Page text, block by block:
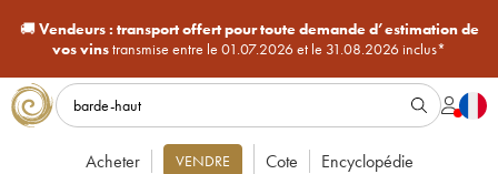
🚚Vendeurs : transport offert pour toute demande d’estimation de
vos vinstransmise entre le 01.07.2026 et le 31.08.2026 inclus*
Acheter VENDRE Cote Encyclopédie